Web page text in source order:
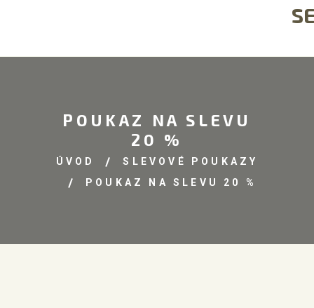
POUKAZ NA SLEVU
20 %
ÚVOD
SLEVOVÉ POUKAZY
POUKAZ NA SLEVU 20 %